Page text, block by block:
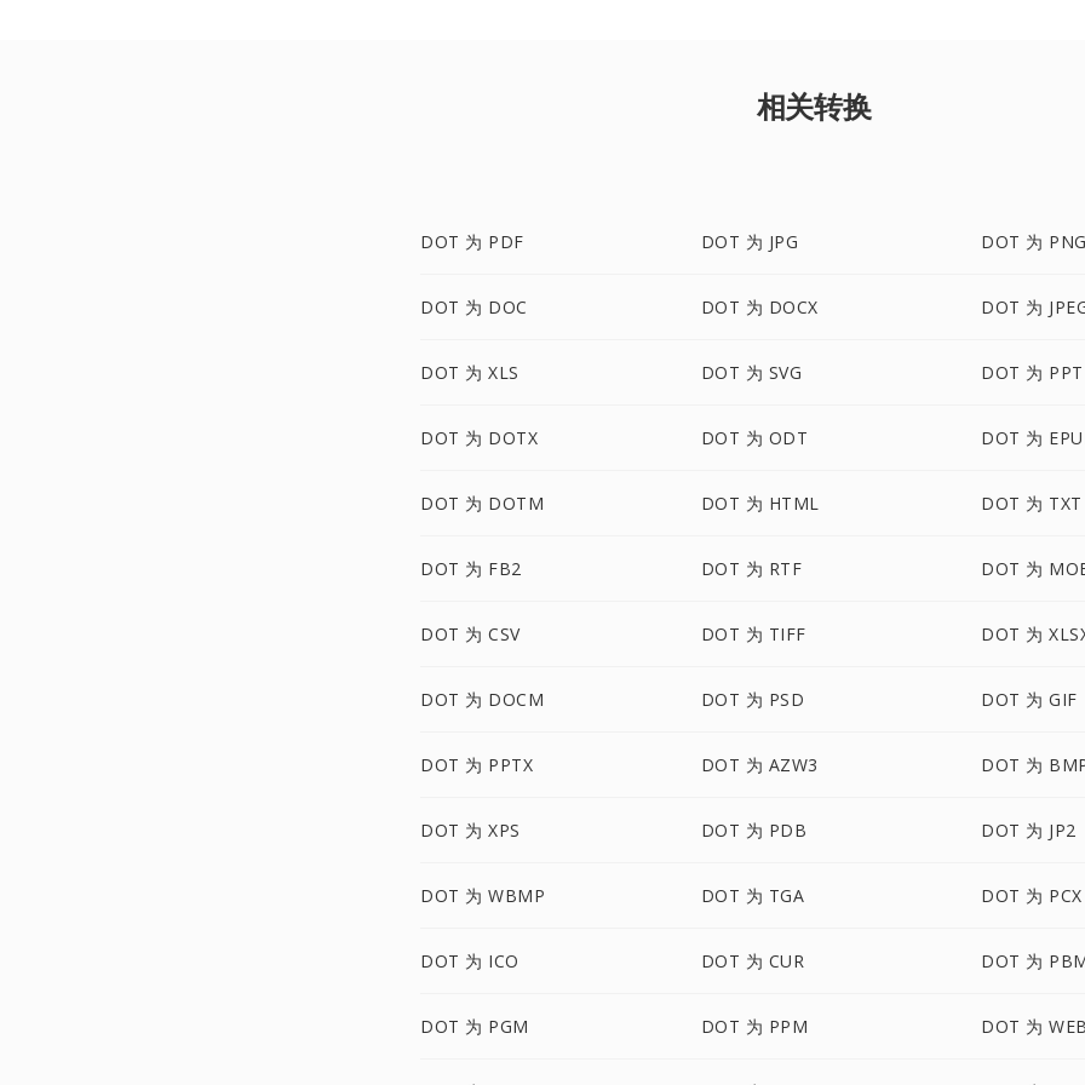
相关转换
DOT 为 PDF DOT 为 JPG DOT 为 PNG
DOT 为 DOC DOT 为 DOCX DOT 为
DOT 为 XLS DOT 为 SVG DOT 为 PPT
DOT 为 DOTX DOT 为 ODT DOT 为
DOT 为 DOTM DOT 为 HTML DOT 为 TXT
DOT 为 FB2 DOT 为 RTF DOT 为
DOT 为 CSV DOT 为 TIFF DOT 为
DOT 为 DOCM DOT 为 PSD DOT 为 GIF
DOT 为 PPTX DOT 为 AZW3 DOT 为
DOT 为 XPS DOT 为 PDB DOT 为 JP2
DOT 为 WBMP DOT 为 TGA DOT 为 PCX
DOT 为 ICO DOT 为 CUR DOT 为
DOT 为 PGM DOT 为 PPM DOT 为